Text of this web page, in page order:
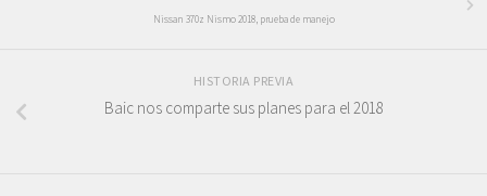
Nissan 370z Nismo 2018, prueba de manejo
HISTORIA PREVIA
Baic nos comparte sus planes para el 2018